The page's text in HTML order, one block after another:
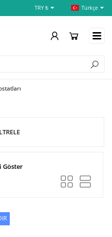
İptal ve İade Şartları
TRY ₺ Türkçe
Göster